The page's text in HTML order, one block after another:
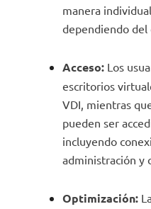
manera
dependiendo del
Acceso: Los
escritorios
VDI, mientras
pueden ser
incluyendo
administración y
Optimización: